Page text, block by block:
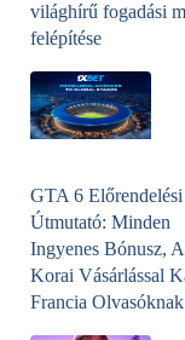
világhírű fogadási
felépítése
GTA 6 Előrendelési
Útmutató: Minden
Ingyenes Bónusz,
Korai Vásárlással
Francia Olvasóknak